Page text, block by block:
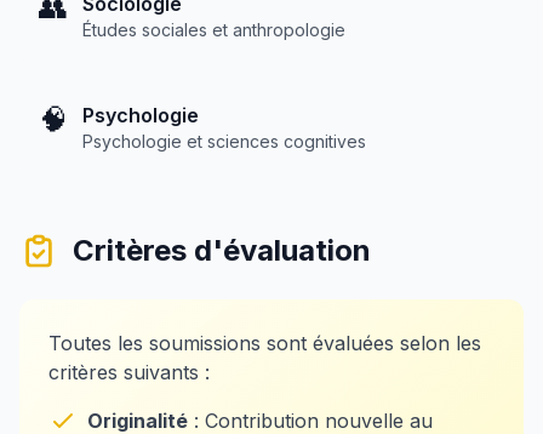
👥
Études sociales et anthropologie
🧠 Psychologie
Psychologie et sciences cognitives
Critères d'évaluation
Toutes les soumissions sont évaluées selon les
critères suivants :
Originalité : Contribution nouvelle au